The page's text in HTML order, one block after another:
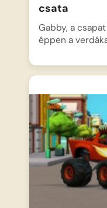
csata
Gabby, a
éppen a